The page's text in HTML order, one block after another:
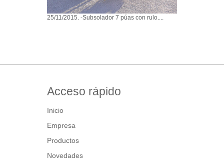
25/11/2015. -Subsolador 7 púas con rulo....
Acceso rápido
Inicio
Empresa
Productos
Novedades